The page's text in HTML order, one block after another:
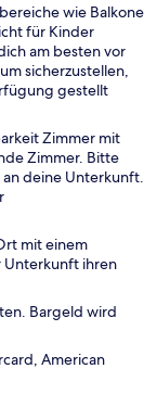
wie Balkone
für Kinder
am besten vor
sicherzustellen,
gestellt
Zimmer mit
Zimmer. Bitte
deine Unterkunft.
mit einem
Unterkunft ihren
Bargeld wird
American